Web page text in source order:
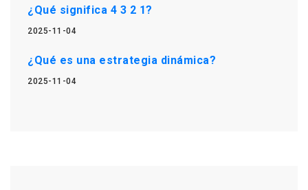
¿Qué significa 4 3 2 1?
2025-11-04
¿Qué es una estrategia dinámica?
2025-11-04